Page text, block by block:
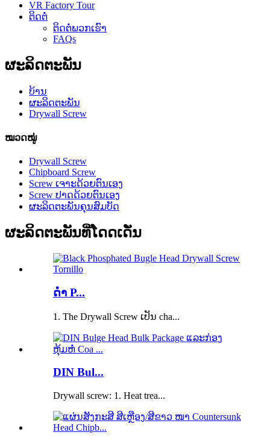
VR Factory Tour
ຕິດຕໍ່
ຕິດ​ຕໍ່​ພວກ​ເຮົາ
FAQs
ຜະລິດຕະພັນ
ບ້ານ
ຜະລິດຕະພັນ
Drywall Screw
ໝວດໝູ່
Drywall Screw
Chipboard Screw
Screw ເຈາະດ້ວຍຕົນເອງ
Screw ປາດດ້ວຍຕົນເອງ
ຜະລິດຕະພັນຄຸນສົມບັດ
ຜະລິດຕະພັນທີ່ໂດດເດັ່ນ
ດຳ P...
1. The Drywall Screw ເປັນ cha...
DIN Bul...
Drywall screw: 1. Heat trea...